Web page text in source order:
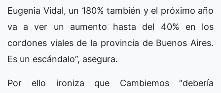
Eugenia Vidal, un 180% también y el próximo año
va a ver un aumento hasta del 40% en los
cordones viales de la provincia de Buenos Aires.
Es un escándalo”, asegura.
Por ello ironiza que Cambiemos “debería